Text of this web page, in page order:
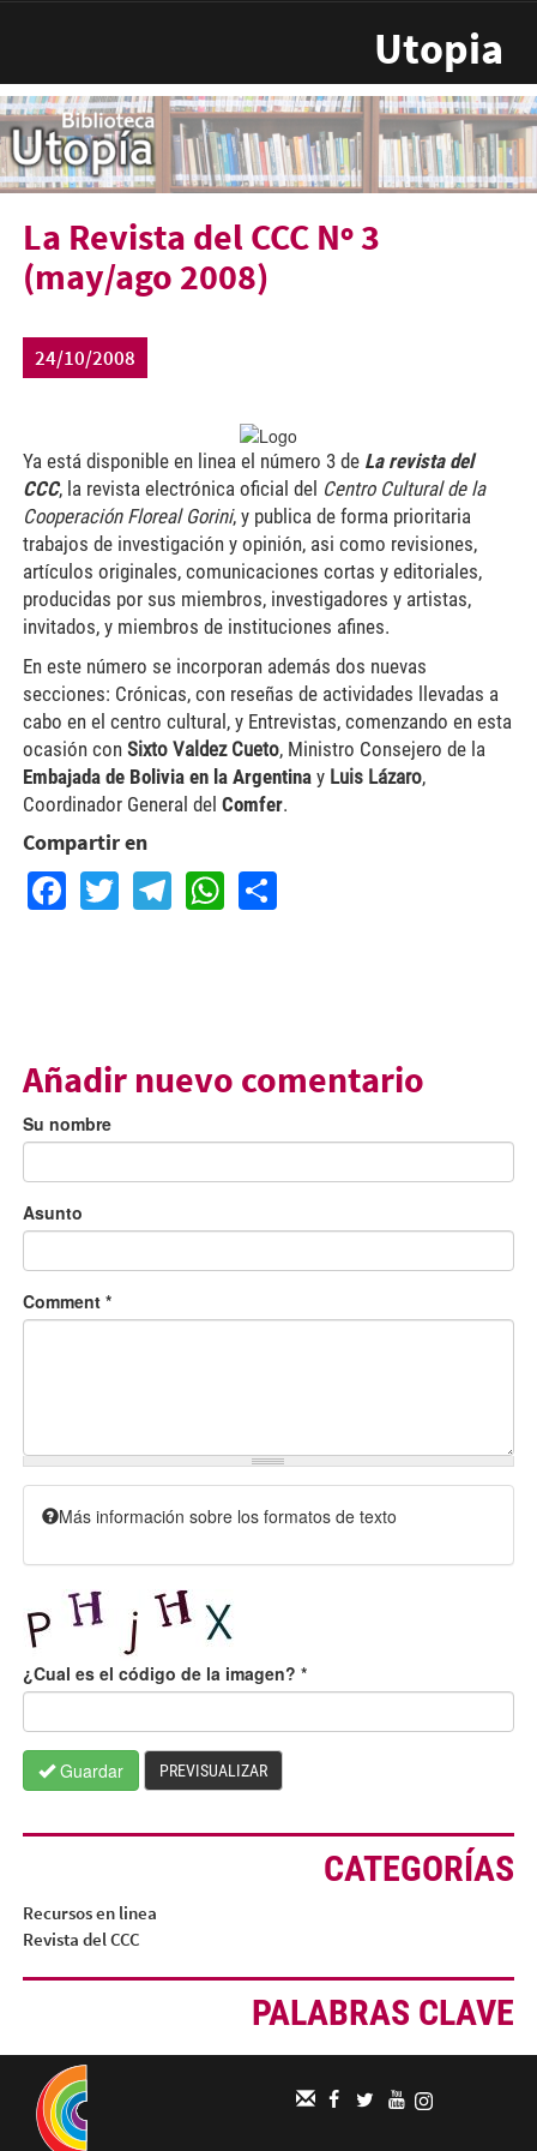
Utopia
La Revista del CCC Nº 3
(may/ago 2008)
24/10/2008
Ya está disponible en linea el número 3 de La revista del
CCC, la revista electrónica oficial del Centro Cultural de la
Cooperación Floreal Gorini, y publica de forma prioritaria
trabajos de investigación y opinión, asi como revisiones,
artículos originales, comunicaciones cortas y editoriales,
producidas por sus miembros, investigadores y artistas,
invitados, y miembros de instituciones afines.
En este número se incorporan además dos nuevas
secciones: Crónicas, con reseñas de actividades llevadas a
cabo en el centro cultural, y Entrevistas, comenzando en esta
ocasión con Sixto Valdez Cueto, Ministro Consejero de la
Embajada de Bolivia en la Argentinay Luis Lázaro,
Coordinador General del Comfer.
Compartir en
Facebook
TwitterTelegram
WhatsApp
Share
Añadir nuevo comentario
Su nombre
Asunto
Comment *
Más información sobre los formatos de texto
¿Cual es el código de la imagen? *
Guardar PREVISUALIZAR
CATEGORÍAS
Recursos en linea
Revista del CCC
PALABRAS CLAVE